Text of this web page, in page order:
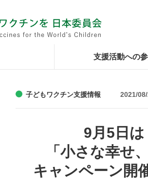
支援活動への
子どもワクチン支援情報 2021/
9月5日は
「小さな幸せ
キャンペーン開